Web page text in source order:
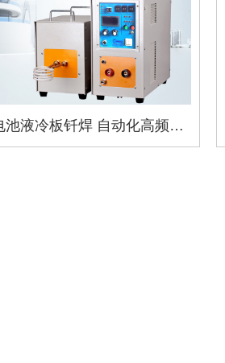
电池液冷板钎焊 自动化高频焊接机